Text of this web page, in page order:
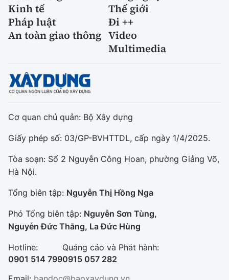
Kinh tế
Thế giới
Pháp luật
Đi ++
An toàn giao thông Video
Multimedia
Cơ quan chủ quản: Bộ Xây dựng
Giấy phép số: 03/GP-BVHTTDL, cấp ngày 1/4/2025.
Tòa soạn: Số 2 Nguyễn Công Hoan, phường Giảng Võ,
Hà Nội.
Tổng biên tập: Nguyễn Thị Hồng Nga
Phó Tổng biên tập: Nguyễn Sơn Tùng,
Nguyễn Đức Thắng, La Đức Hùng
Hotline:
0901 514 799
Quảng cáo và Phát hành:
0915 057 282